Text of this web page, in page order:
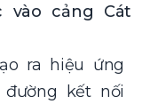
cảng Cát
ra hiệu ứng
kết nối